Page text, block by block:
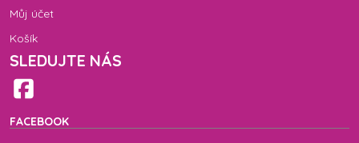
Můj účet
Košík
SLEDUJTE NÁS
FACEBOOK